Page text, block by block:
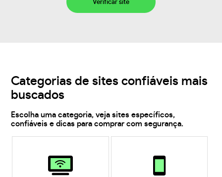
Verificar site
Categorias de sites confiáveis mais
buscados
Escolha uma categoria, veja sites específicos,
confiáveis e dicas para comprar com segurança.